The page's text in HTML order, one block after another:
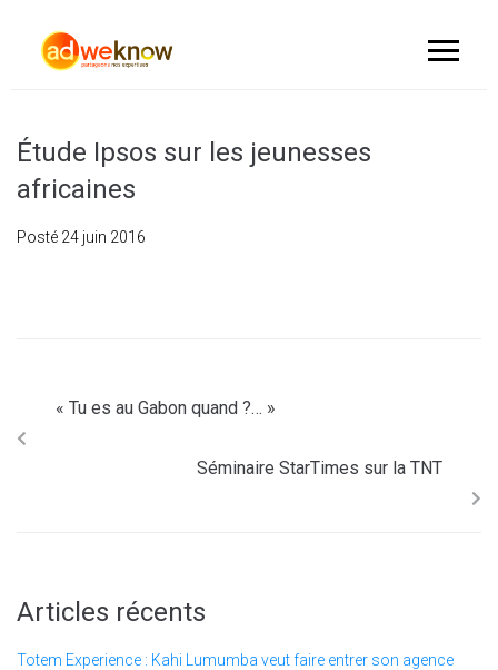
Étude Ipsos sur les jeunesses
africaines
Posté 24 juin 2016
« Tu es au Gabon quand ?… »
Séminaire StarTimes sur la TNT
Articles récents
Totem Experience : Kahi Lumumba veut faire entrer son agence